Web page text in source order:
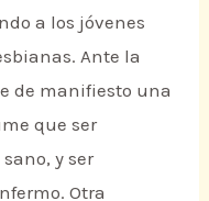
a los jóvenes
Ante la
de manifiesto una
que ser
y ser
Otra